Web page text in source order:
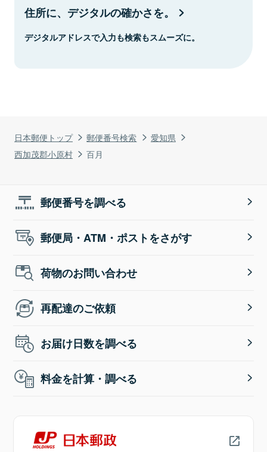
日本郵便トップ 郵便番号検索
愛知県
西加茂郡小原村
百月
住所に、デジタルの確かさを。
デジタルアドレスで入力も検索もスムーズに。
郵便番号を調べる
郵便局・ATM・ポストをさがす
荷物のお問い合わせ
再配達のご依頼
お届け日数を調べる
料金を計算・調べる